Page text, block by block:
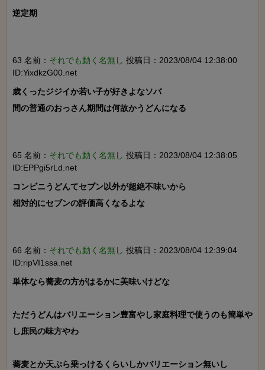
逆定期
63 名前： それでも動く名無し 投稿日：2023/08/04 12:38:00
ID:YixdkzG00.net
歳くったジジイか若い子が好きよなソバ
間の普通のおっさん期間は何故かうどんになる
65 名前： それでも動く名無し 投稿日：2023/08/04 12:38:05
ID:EPPgi5rLd.net
コンビニうどんてセブン以外が超絶不味いから
相対的にセブンの評価高くなるよな
66 名前： それでも動く名無し 投稿日：2023/08/04 12:39:04
ID:ripVI1ssa.net
単体なら蕎麦の方がはるかに美味いけどな
ただうどんはバリエーション豊富やし家庭料理で使うのも簡単や
し庶民の味方やわ
蕎麦とか天ぷら乗っけるくらいしかバリエーション無いし